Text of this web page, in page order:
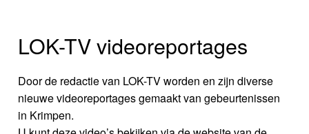
LOK-TV videoreportages
Door de redactie van LOK-TV worden en zijn diverse
nieuwe videoreportages gemaakt van gebeurtenissen
in Krimpen.